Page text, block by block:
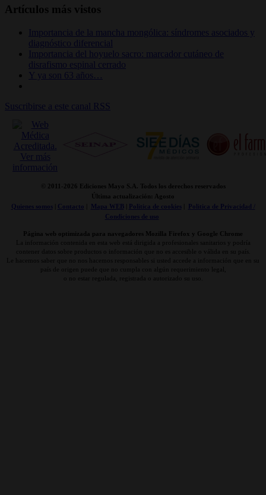
Artículos más vistos
Importancia de la mancha mongólica: síndromes asociados y
diagnóstico diferencial
Importancia del hoyuelo sacro: marcador cutáneo de
disrafismo espinal cerrado
Y ya son 63 años…
Suscribirse a este canal RSS
© 2011-2026 Ediciones Mayo S.A. Todos los derechos reservados
Última actualización: Agosto
Quienes somos| Contacto Mapa WEB| Politica de cookies|
Politica de Privacidad /
Condiciones de uso
Página web optimizada para navegadores Mozilla Firefox y Google Chrome
La información contenida en esta web está dirigida a profesionales sanitarios y podría
contener datos sobre productos o información que no es accesible o válida en su país.
Le hacemos saber que no nos hacemos responsables si usted accede a información que en su
país de origen puede que no cumpla con algún requerimiento legal,
o no estar regulada, registrada o autorizado su uso.